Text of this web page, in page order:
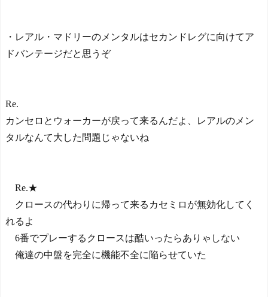
・レアル・マドリーのメンタルはセカンドレグに向けてア
ドバンテージだと思うぞ
Re.
カンセロとウォーカーが戻って来るんだよ、レアルのメン
タルなんて大した問題じゃないね
Re.★
クロースの代わりに帰って来るカセミロが無効化してく
れるよ
6番でプレーするクロースは酷いったらありゃしない
俺達の中盤を完全に機能不全に陥らせていた